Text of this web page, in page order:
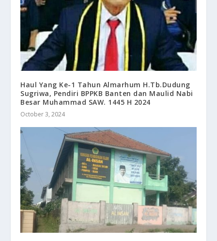
Haul Yang Ke-1 Tahun Almarhum H.Tb.Dudung
Sugriwa, Pendiri BPPKB Banten dan Maulid Nabi
Besar Muhammad SAW. 1445 H 2024
October 3, 2024